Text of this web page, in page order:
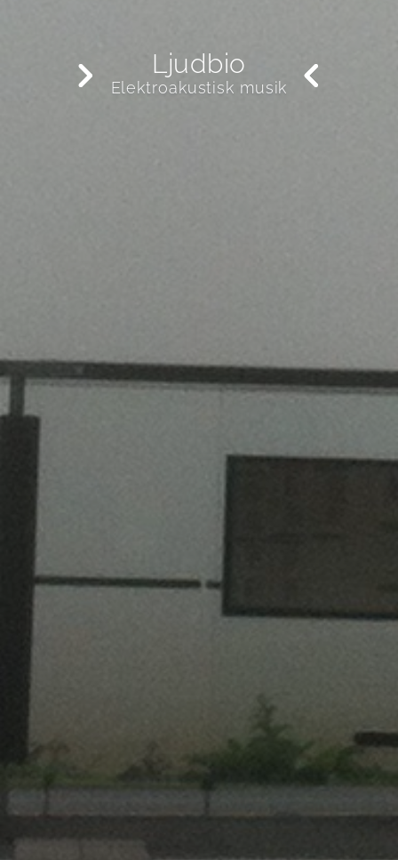
Ljudbio
Elektroakustisk musik